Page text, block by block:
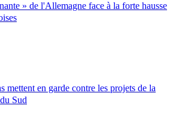
» de l'Allemagne face à la forte hausse
mettent en garde contre les projets de la
Sud